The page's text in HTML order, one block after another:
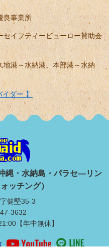
良事業所
イフティービューロー賛助会
地港～水納港、本部港～水納
ダー 】
縄・水納島・パラセ―リン
ッチング）
健堅35-3
3632
【年中無休】